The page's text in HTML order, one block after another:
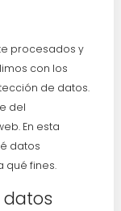
procesados y
con los
de datos.
del
En esta
datos
qué fines.
datos